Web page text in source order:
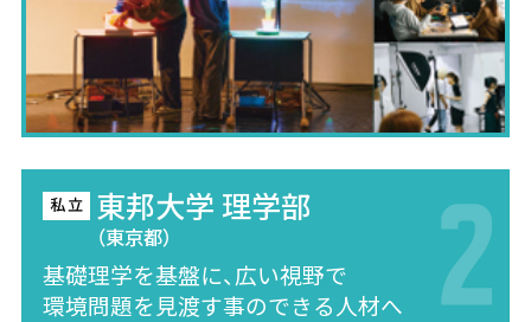
東邦大学 理学部
（東京都）
基礎理学を基盤に、広い視野で
環境問題を見渡す事のできる人材へ